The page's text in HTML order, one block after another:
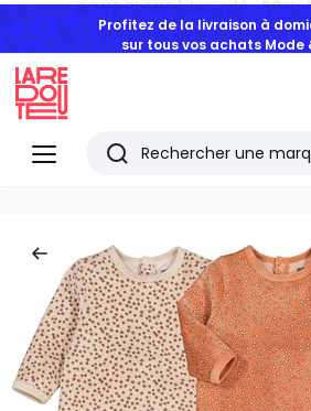
Profitez de la livraison à
sur tous vos achats Mode
Menu
Redoute
Rechercher
articles
consultés